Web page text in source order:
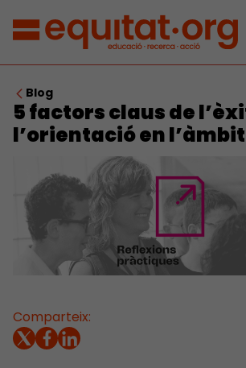
Blog
5 factors claus de
l’orientació en
Comparteix: